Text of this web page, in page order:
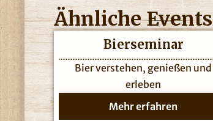
Ähnliche Events
Bierseminar
Bier verstehen, genießen und
erleben
Mehr erfahren